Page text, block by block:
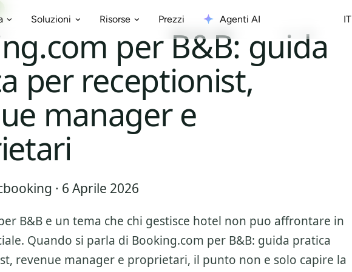
Soluzioni Risorse Prezzi Agenti AI IT
per B&B: guida
per receptionist,
manager e
· 6 Aprile 2026
B&B e un tema che chi gestisce hotel non puo affrontare in
Quando si parla di Booking.com per B&B: guida pratica
revenue manager e proprietari, il punto non e solo capire la